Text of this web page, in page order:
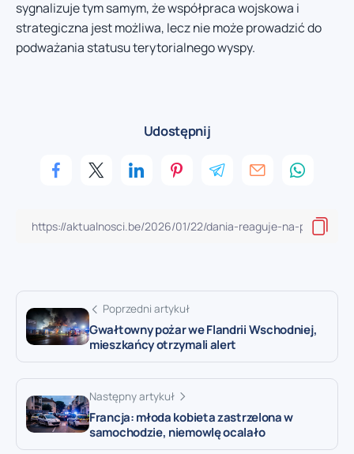
sygnalizuje tym samym, że współpraca wojskowa i
strategiczna jest możliwa, lecz nie może prowadzić do
podważania statusu terytorialnego wyspy.
Udostępnij
Poprzedni artykuł
Gwałtowny pożar we Flandrii Wschodniej,
mieszkańcy otrzymali alert
Następny artykuł
Francja: młoda kobieta zastrzelona w
samochodzie, niemowlę ocalało